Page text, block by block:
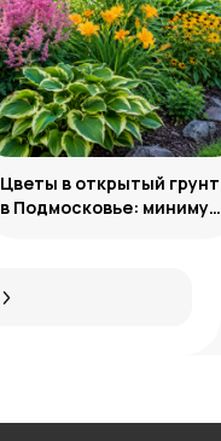
Цветы в открытый грунт
в Подмосковье: минимум